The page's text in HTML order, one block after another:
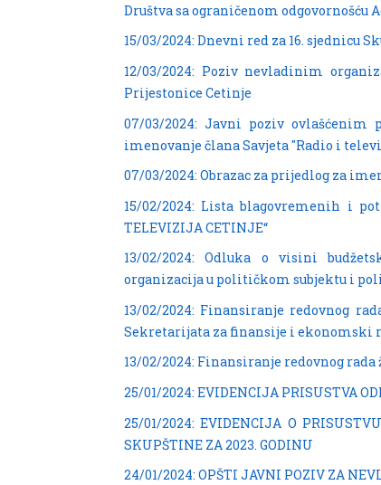
Društva sa ograničenom odgovornošću
15/03/2024: Dnevni red za 16. sjednicu
12/03/2024: Poziv nevladinim
Prijestonice Cetinje
07/03/2024: Javni poziv ovlašćenim
imenovanje člana Savjeta "Radio i
07/03/2024: Obrazac za prijedlog za
15/02/2024: Lista blagovremenih i
TELEVIZIJA CETINJE“
13/02/2024: Odluka o visini
organizacija u političkom subjektu i
13/02/2024: Finansiranje redovnog
Sekretarijata za finansije i ekonomski
13/02/2024: Finansiranje redovnog
25/01/2024: EVIDENCIJA PRISUSTVA
25/01/2024: EVIDENCIJA O
SKUPŠTINE ZA 2023. GODINU
24/01/2024: OPŠTI JAVNI POZIV ZA